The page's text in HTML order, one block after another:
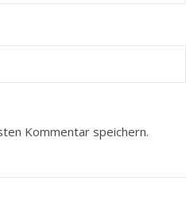
Kommentar speichern.